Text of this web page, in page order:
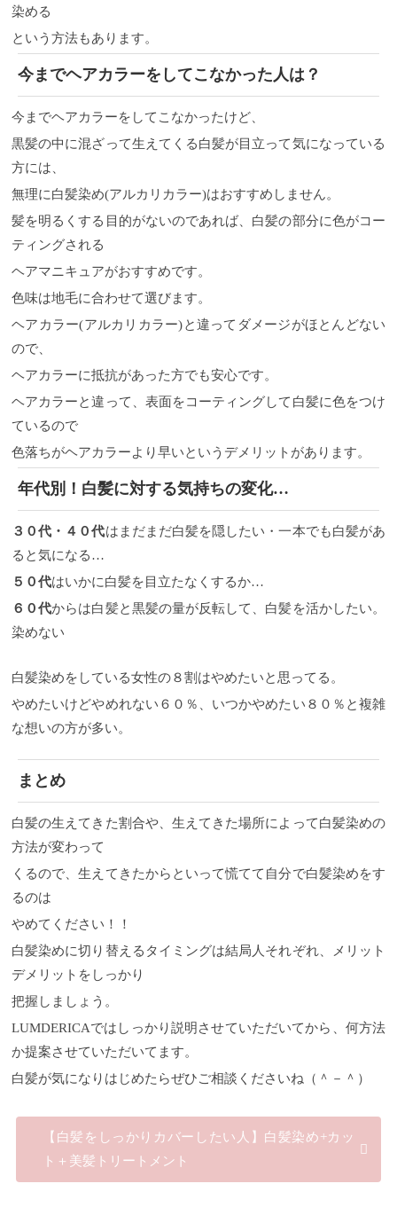
染める
という方法もあります。
今までヘアカラーをしてこなかった人は？
今までヘアカラーをしてこなかったけど、
黒髪の中に混ざって生えてくる白髪が目立って気になっている
方には、
無理に白髪染め(アルカリカラー)はおすすめしません。
髪を明るくする目的がないのであれば、白髪の部分に色がコー
ティングされる
ヘアマニキュアがおすすめです。
色味は地毛に合わせて選びます。
ヘアカラー(アルカリカラー)と違ってダメージがほとんどない
ので、
ヘアカラーに抵抗があった方でも安心です。
ヘアカラーと違って、表面をコーティングして白髪に色をつけ
ているので
色落ちがヘアカラーより早いというデメリットがあります。
年代別！白髪に対する気持ちの変化…
３０代・４０代はまだまだ白髪を隠したい・一本でも白髪があ
ると気になる…
５０代はいかに白髪を目立たなくするか…
６０代からは白髪と黒髪の量が反転して、白髪を活かしたい。
染めない
白髪染めをしている女性の８割はやめたいと思ってる。
やめたいけどやめれない６０％、いつかやめたい８０％と複雑
な想いの方が多い。
まとめ
白髪の生えてきた割合や、生えてきた場所によって白髪染めの
方法が変わって
くるので、生えてきたからといって慌てて自分で白髪染めをす
るのは
やめてください！！
白髪染めに切り替えるタイミングは結局人それぞれ、メリット
デメリットをしっかり
把握しましょう。
LUMDERICAではしっかり説明させていただいてから、何方法
か提案させていただいてます。
白髪が気になりはじめたらぜひご相談くださいね（＾－＾）
【白髪をしっかりカバーしたい人】白髪染め+カッ
ト＋美髪トリートメント